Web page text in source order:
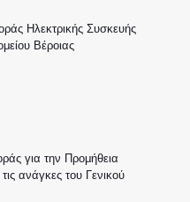
Ηλεκτρικής Συσκευής
Βέροιας
για την Προμήθεια
ανάγκες του Γενικού